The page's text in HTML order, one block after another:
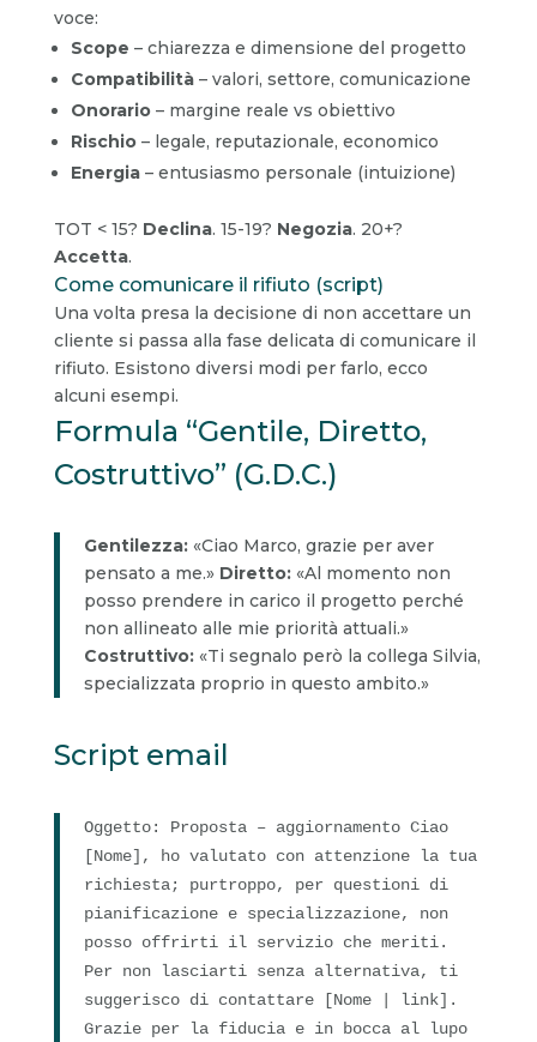
voce:
Scope – chiarezza e dimensione del progetto
Compatibilità– valori, settore, comunicazione
Onorario– margine reale vs obiettivo
Rischio– legale, reputazionale, economico
Energia– entusiasmo personale (intuizione)
TOT < 15? Declina. 15-19? Negozia. 20+?
Accetta.
Come comunicare il rifiuto (script)
Una volta presa la decisione di non accettare un
cliente si passa alla fase delicata di comunicare il
rifiuto. Esistono diversi modi per farlo, ecco
alcuni esempi.
Formula “Gentile, Diretto,
Costruttivo” (G.D.C.)
Gentilezza:«Ciao Marco, grazie per aver
pensato a me.» Diretto:«Al momento non
posso prendere in carico il progetto perché
non allineato alle mie priorità attuali.»
Costruttivo:«Ti segnalo però la collega Silvia,
specializzata proprio in questo ambito.»
Script email
Oggetto: Proposta – aggiornamento Ciao
[Nome], ho valutato con attenzione la tua
richiesta; purtroppo, per questioni di
pianificazione e specializzazione, non
posso offrirti il servizio che meriti.
Per non lasciarti senza alternativa, ti
suggerisco di contattare [Nome | link].
Grazie per la fiducia e in bocca al lupo